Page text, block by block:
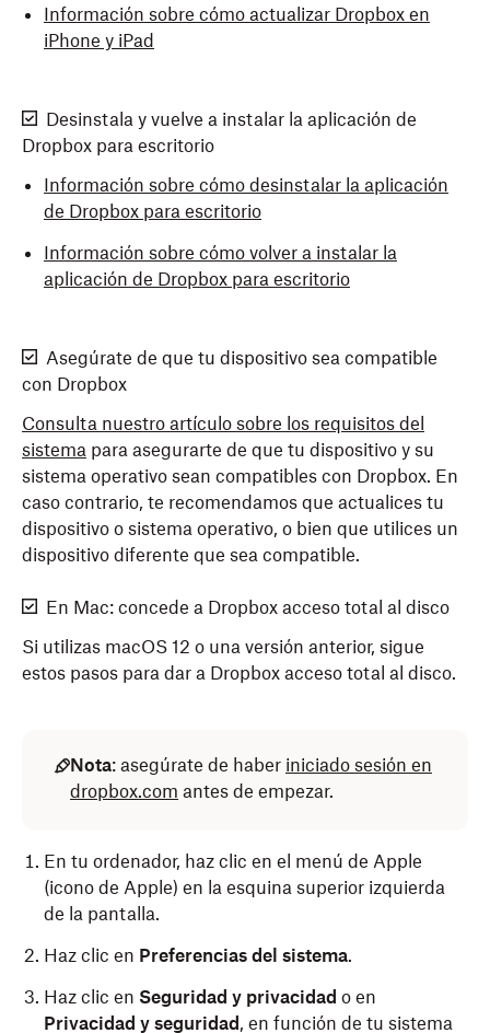
Información sobre cómo actualizar Dropbox en
iPhone y iPad
Desinstala y vuelve a instalar la aplicación de
Dropbox para escritorio
Información sobre cómo desinstalar la aplicación
de Dropbox para escritorio
Información sobre cómo volver a instalar la
aplicación de Dropbox para escritorio
Asegúrate de que tu dispositivo sea compatible
con Dropbox
Consulta nuestro artículo sobre los requisitos del
sistema para asegurarte de que tu dispositivo y su
sistema operativo sean compatibles con Dropbox. En
caso contrario, te recomendamos que actualices tu
dispositivo o sistema operativo, o bien que utilices un
dispositivo diferente que sea compatible.
En Mac: concede a Dropbox acceso total al disco
Si utilizas macOS 12 o una versión anterior, sigue
estos pasos para dar a Dropbox acceso total al disco.
Nota: asegúrate de haber iniciado sesión en
dropbox.com antes de empezar.
En tu ordenador, haz clic en el menú de Apple
(icono de Apple) en la esquina superior izquierda
de la pantalla.
Haz clic en Preferencias del sistema.
Haz clic en Seguridad y privacidad o en
Privacidad y seguridad , en función de tu sistema